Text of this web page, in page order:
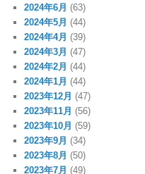
2024年6月 (63)
2024年5月 (44)
2024年4月 (39)
2024年3月 (47)
2024年2月 (44)
2024年1月 (44)
2023年12月 (47)
2023年11月 (56)
2023年10月 (59)
2023年9月 (34)
2023年8月 (50)
2023年7月 (49)